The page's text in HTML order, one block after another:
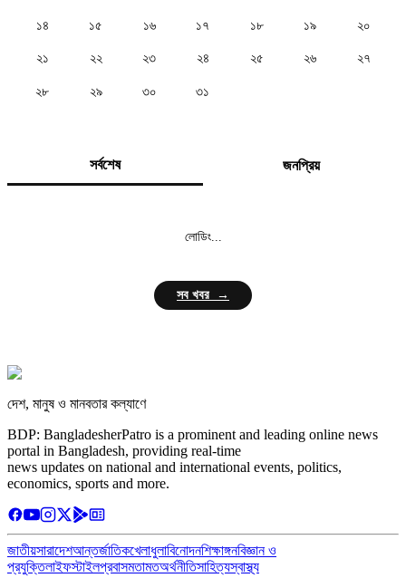
১৪ ১৫ ১৬ ১৭ ১৮ ১৯ ২০
২১ ২২ ২৩ ২৪ ২৫ ২৬ ২৭
২৮ ২৯ ৩০ ৩১
সর্বশেষ জনপ্রিয়
লোডিং...
সব খবর →
দেশ, মানুষ ও মানবতার কল্যাণে
BDP: BangladesherPatro is a prominent and leading online news
portal in Bangladesh, providing real-time
news updates on national and international events, politics,
economics, sports and more.
জাতীয়সারাদেশআন্তর্জাতিকখেলাধুলাবিনোদনশিক্ষাঙ্গনবিজ্ঞান ও
প্রযুক্তিলাইফস্টাইলপ্রবাসমতামতঅর্থনীতিসাহিত্যস্বাস্থ্য